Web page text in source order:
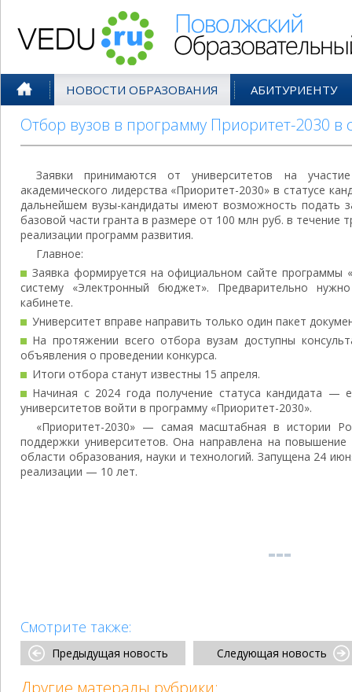
НОВОСТИ ОБРАЗОВАНИЯ АБИТУРИЕНТУ
Отбор вузов в программу Приоритет-2030 в
Заявки принимаются от университетов на
академического лидерства «Приоритет-2030» в статусе
дальнейшем вузы-кандидаты имеют возможность подать
базовой части гранта в размере от 100 млн руб. в течение
реализации программ развития.
Главное:
Заявка формируется на официальном сайте программы
систему «Электронный бюджет». Предварительно
кабинете.
Университет вправе направить только один пакет
На протяжении всего отбора вузам доступны
объявления о проведении конкурса.
Итоги отбора станут известны 15 апреля.
Начиная с 2024 года получение статуса кандидата —
университетов войти в программу «Приоритет-2030».
«Приоритет-2030» — самая масштабная в истории
поддержки университетов. Она направлена на повышение
области образования, науки и технологий. Запущена 24
реализации — 10 лет.
Смотрите также:
Предыдущая новость Следующая новость
Другие матералы рубрики: